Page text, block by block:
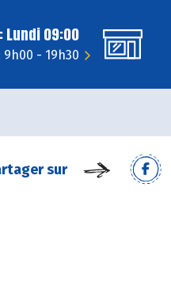
Lundi 09:00
9h00 - 19h30
sur